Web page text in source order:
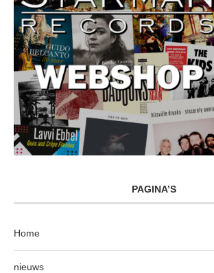
PAGINA’S
Home
nieuws